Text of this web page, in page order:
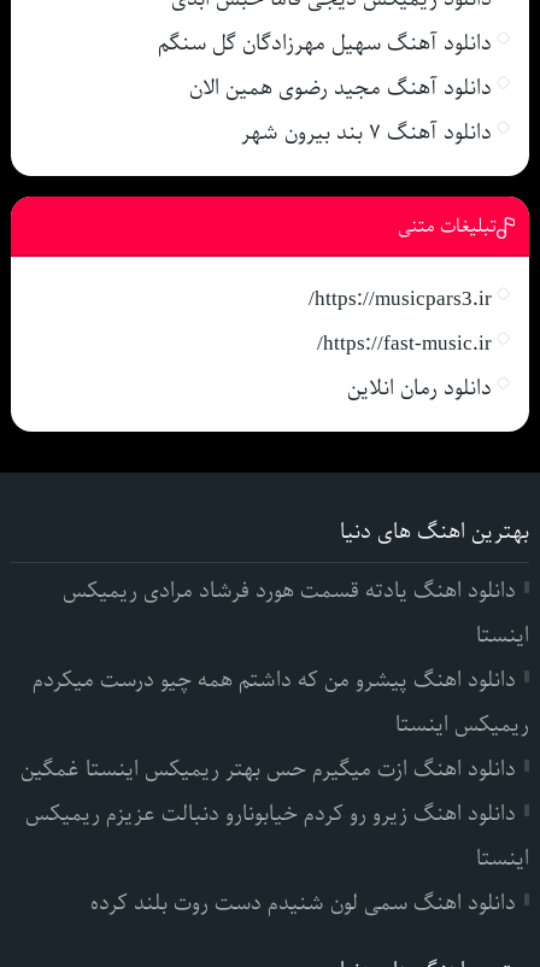
دانلود آهنگ سهیل مهرزادگان گل سنگم
دانلود آهنگ مجید رضوی همین الان
دانلود آهنگ ۷ بند بیرون شهر
تبلیغات متنی
https://musicpars3.ir/
https://fast-music.ir/
دانلود رمان انلاین
بهترین اهنگ های دنیا
دانلود اهنگ یادته قسمت هورد فرشاد مرادی ریمیکس
اینستا
دانلود اهنگ پیشرو من که داشتم همه چیو درست میکردم
ریمیکس اینستا
دانلود اهنگ ازت میگیرم حس بهتر ریمیکس اینستا غمگین
دانلود اهنگ زیرو رو کردم خیابونارو دنبالت عزیزم ریمیکس
اینستا
دانلود اهنگ سمی لون شنیدم دست روت بلند کرده